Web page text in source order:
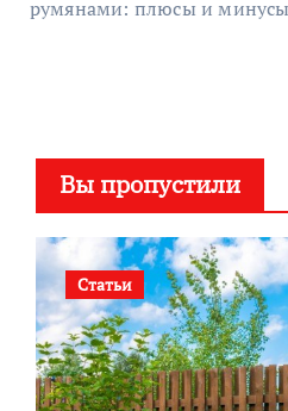
румянами: плюсы и минусы
Вы пропустили
Статьи